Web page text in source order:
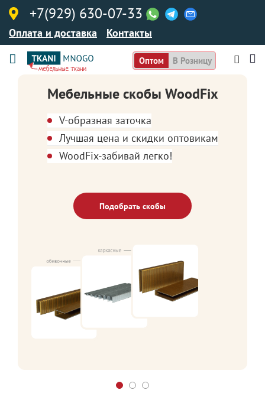
+7(929) 630-07-33
Оплата и доставка Контакты
Оптом В Розницу
Мебельные скобы WoodFix
V-образная заточка
Лучшая цена и скидки оптовикам
WoodFix-забивай легко!
Подобрать скобы